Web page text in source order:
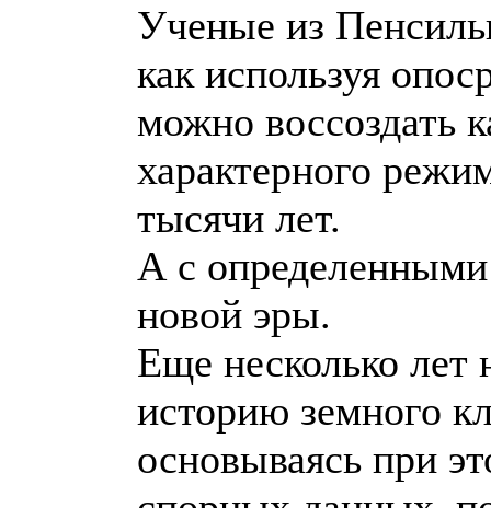
Ученые из
как используя
можно воссоздать
характерного
тысячи лет.
А с
новой эры.
Еще несколько лет
историю земного
основываясь при